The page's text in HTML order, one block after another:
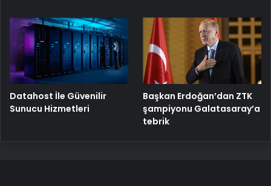
Datahost İle Güvenilir
Sunucu Hizmetleri
Başkan Erdoğan’dan ZTK
şampiyonu Galatasaray’a
tebrik